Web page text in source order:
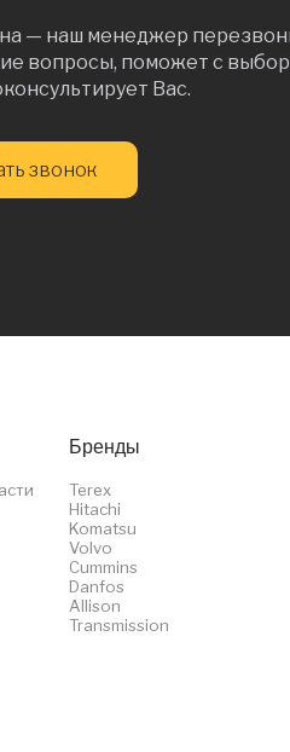
— наш менеджер
вопросы, поможет с
Вас.
звонок
Бренды
Terex
Hitachi
Komatsu
Volvo
Cummins
Danfos
Allison
Transmission